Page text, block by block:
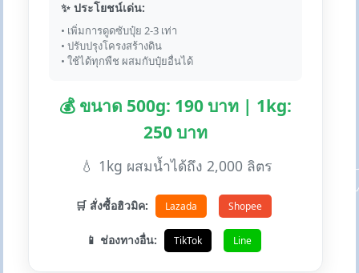
✨ ประโยชน์เด่น:
• เพิ่มการดูดซับปุ๋ย 2-3 เท่า
• ปรับปรุงโครงสร้างดิน
• ใช้ได้ทุกพืช ผสมกับปุ๋ยอื่นได้
💰 ขนาด 500g: 190 บาท | 1kg:
250 บาท
💧 1kg ผสมน้ำได้ถึง 2,000 ลิตร
🛒 สั่งซื้อฮิวมิค: Lazada Shopee
📱 ช่องทางอื่น: TikTok Line